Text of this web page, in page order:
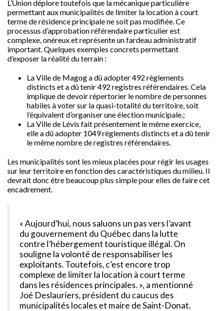
L’Union déplore toutefois que la mécanique particulière
permettant aux municipalités de limiter la location à court
terme de résidence principale ne soit pas modifiée. Ce
processus d’approbation référendaire particulier est
complexe, onéreux et représente un fardeau administratif
important. Quelques exemples concrets permettant
d’exposer la réalité du terrain :
La Ville de Magog a dû adopter 492 règlements
distincts et a dû tenir 492 registres référendaires. Cela
implique de devoir répertorier le nombre de personnes
habiles à voter sur la quasi-totalité du territoire, soit
l’équivalent d’organiser une élection municipale.;
La Ville de Lévis fait présentement le même exercice,
elle a dû adopter 1049 règlements distincts et a dû tenir
le même nombre de registres référendaires.
Les municipalités sont les mieux placées pour régir les usages
sur leur territoire en fonction des caractéristiques du milieu. Il
devrait donc être beaucoup plus simple pour elles de faire cet
encadrement.
« Aujourd’hui, nous saluons un pas vers l’avant
du gouvernement du Québec dans la lutte
contre l’hébergement touristique illégal. On
souligne la volonté de responsabiliser les
exploitants. Toutefois, c’est encore trop
complexe de limiter la location à court terme
dans les résidences principales. », a mentionné
Joé Deslauriers, président du caucus des
municipalités locales et maire de Saint-Donat.